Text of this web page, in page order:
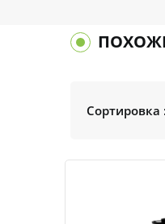
Сортировка :